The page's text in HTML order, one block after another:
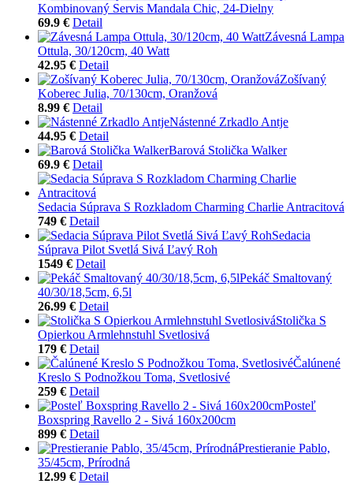
Kombinovaný Servis Mandala Chic, 24-Dielny
69.9 € Detail
Závesná Lampa
Ottula, 30/120cm, 40 Watt
42.95 € Detail
Zošívaný
Koberec Julia, 70/130cm, Oranžová
8.99 € Detail
Nástenné Zrkadlo Antje
44.95 € Detail
Barová Stolička Walker
69.9 € Detail
Sedacia Súprava S Rozkladom Charming Charlie Antracitová
749 € Detail
Sedacia
Súprava Pilot Svetlá Sivá Ľavý Roh
1549 € Detail
Pekáč Smaltovaný
40/30/18,5cm, 6,5l
26.99 € Detail
Stolička S
Opierkou Armlehnstuhl Svetlosivá
179 € Detail
Čalúnené
Kreslo S Podnožkou Toma, Svetlosivé
259 € Detail
Posteľ
Boxspring Ravello 2 - Sivá 160x200cm
899 € Detail
Prestieranie Pablo,
35/45cm, Prírodná
12.99 € Detail